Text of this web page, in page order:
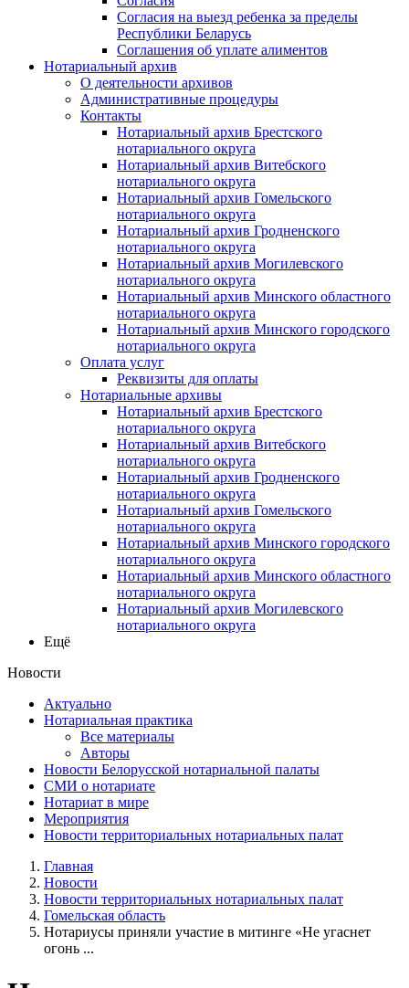
Согласия на выезд ребенка за пределы
Республики Беларусь
Соглашения об уплате алиментов
Нотариальный архив
О деятельности архивов
Административные процедуры
Контакты
Нотариальный архив Брестского
нотариального округа
Нотариальный архив Витебского
нотариального округа
Нотариальный архив Гомельского
нотариального округа
Нотариальный архив Гродненского
нотариального округа
Нотариальный архив Могилевского
нотариального округа
Нотариальный архив Минского областного
нотариального округа
Нотариальный архив Минского городского
нотариального округа
Оплата услуг
Реквизиты для оплаты
Нотариальные архивы
Нотариальный архив Брестского
нотариального округа
Нотариальный архив Витебского
нотариального округа
Нотариальный архив Гродненского
нотариального округа
Нотариальный архив Гомельского
нотариального округа
Нотариальный архив Минского городского
нотариального округа
Нотариальный архив Минского областного
нотариального округа
Нотариальный архив Могилевского
нотариального округа
Ещё
Новости
Актуально
Нотариальная практика
Все материалы
Авторы
Новости Белорусской нотариальной палаты
СМИ о нотариате
Нотариат в мире
Мероприятия
Новости территориальных нотариальных палат
Главная
Новости
Новости территориальных нотариальных палат
Гомельская область
Нотариусы приняли участие в митинге «Не угаснет
огонь ...